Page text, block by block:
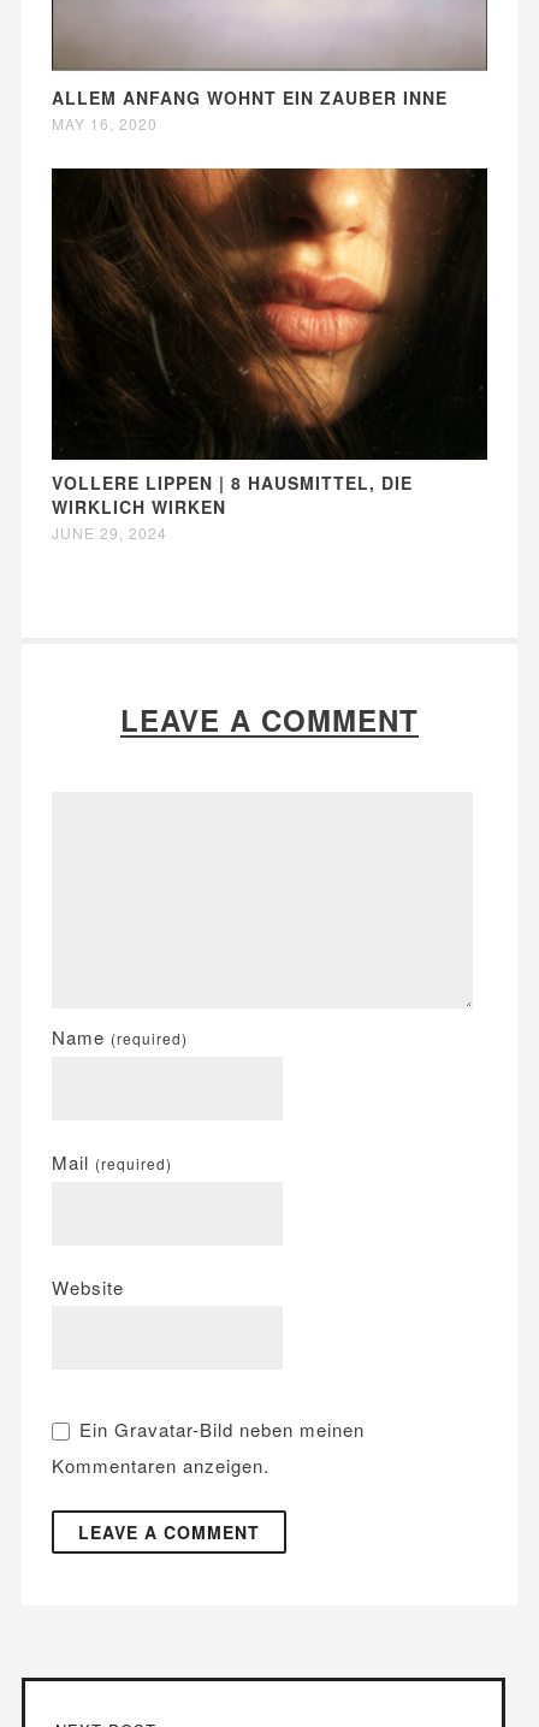
ALLEM ANFANG WOHNT EIN ZAUBER INNE
MAY 16, 2020
VOLLERE LIPPEN | 8 HAUSMITTEL, DIE
WIRKLICH WIRKEN
JUNE 29, 2024
LEAVE A COMMENT
Name (required)
Mail (required)
Website
Ein Gravatar-Bild neben meinen
Kommentaren anzeigen.